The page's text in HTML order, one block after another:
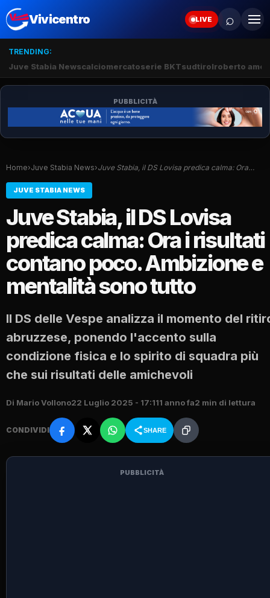
Vivicentro LIVE ⌕
TRENDING:
Juve Stabia Newscalciomercatoserie BKTsudtirolroberto
PUBBLICITÀ
Home›Juve Stabia News›Juve Stabia, il DS Lovisa predica calma: Ora…
JUVE STABIA NEWS
Juve Stabia, il DS Lovisa
predica calma: Ora i risultati
contano poco. Ambizione e
mentalità sono tutto
Il DS delle Vespe analizza il momento del
abruzzese, ponendo l'accento sulla
condizione fisica e lo spirito di squadra più
che sui risultati delle amichevoli
Di Mario Vollono22 Luglio 2025 - 17:111 anno fa2 min di lettura
CONDIVIDI SHARE
PUBBLICITÀ